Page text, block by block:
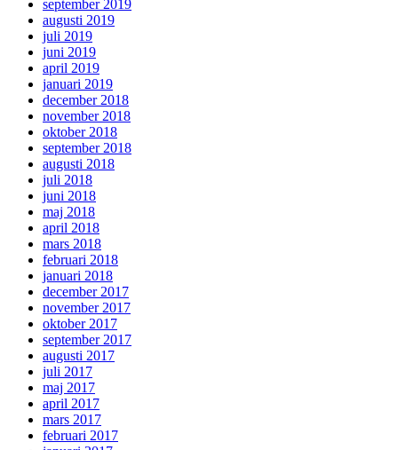
september 2019
augusti 2019
juli 2019
juni 2019
april 2019
januari 2019
december 2018
november 2018
oktober 2018
september 2018
augusti 2018
juli 2018
juni 2018
maj 2018
april 2018
mars 2018
februari 2018
januari 2018
december 2017
november 2017
oktober 2017
september 2017
augusti 2017
juli 2017
maj 2017
april 2017
mars 2017
februari 2017